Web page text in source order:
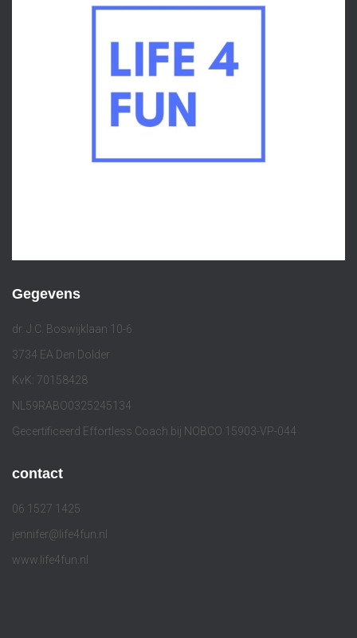
Gegevens
dr. J.C. Boswijklaan 10-6
3734 EA Den Dolder
KvK: 70158428
NL59RABO0325245134
Gecertificeerd Effortless Coach bij NOBCO 15903-VP-044
contact
06 1527 1425
jennifer@life4fun.nl
www.life4fun.nl